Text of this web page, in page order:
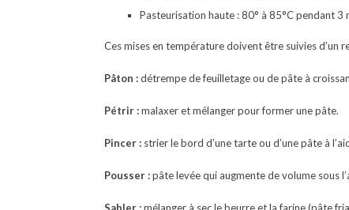
Pasteurisation haute : 80° à 85°C pendant 3
Ces mises en température doivent être suivies d’un
Pâton :détrempe de feuilletage ou de pâte à
Pétrir :malaxer et mélanger pour former une pâte.
Pincer : strier le bord d’une tarte ou d’une pâte à
Pousser :pâte levée qui augmente de volume sous